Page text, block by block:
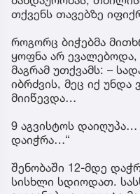
თქვენს თავებზე
როგორც ბიჭებმა
ყოფნა არ
მაგრამ უთქვამს: –
იბრძვის, მეც იქ უნდა
მიიწევდა…
9 აგვისტოს
დაიჭრა…“
შენობაში 12-მდე
სისხლი სდიოდათ.